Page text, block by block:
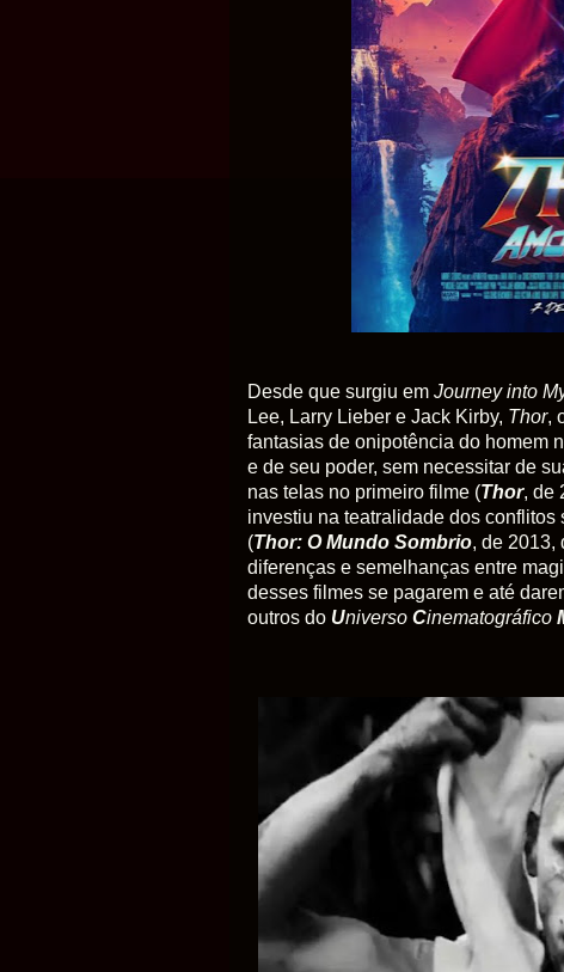
Desde que surgiu em Journey into
Lee, Larry Lieber e Jack Kirby, Thor,
fantasias de onipotência do homem
e de seu poder, sem necessitar de
nas telas no primeiro filme (Thor, de
investiu na teatralidade dos
(Thor: O Mundo Sombrio, de 2013,
diferenças e semelhanças entre
desses filmes se pagarem e até
outros do Universo Cinematográfico